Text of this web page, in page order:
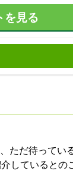
を見る
ただ待ってい
しているとの